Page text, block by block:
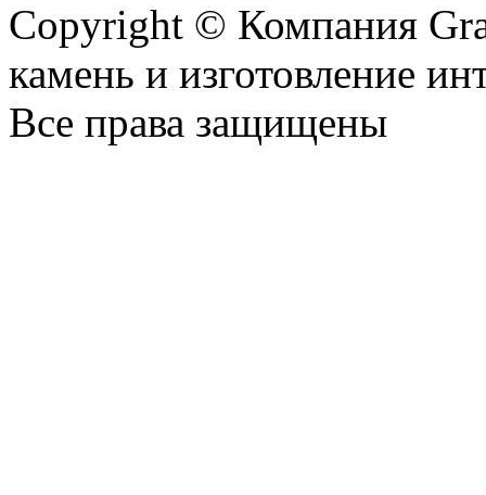
Copyright © Компания
камень и изготовление
Все права защищены